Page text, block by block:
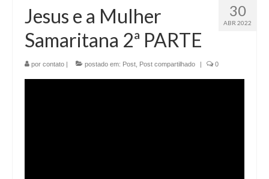
30
ABR 2022
Jesus e a Mulher
Samaritana 2ª PARTE
por contato | postado em: Post Post compartilhado | 0